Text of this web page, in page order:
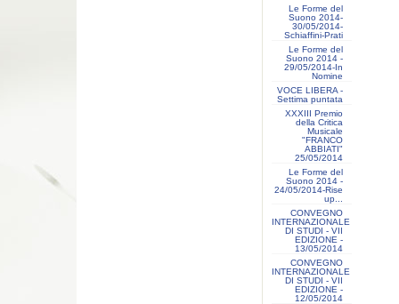
Le Forme del
Suono 2014-
30/05/2014-
Schiaffini-Prati
Le Forme del
Suono 2014 -
29/05/2014-In
Nomine
VOCE LIBERA -
Settima puntata
XXXIII Premio
della Critica
Musicale
"FRANCO
ABBIATI"
25/05/2014
Le Forme del
Suono 2014 -
24/05/2014-Rise
up...
CONVEGNO
INTERNAZIONALE
DI STUDI - VII
EDIZIONE -
13/05/2014
CONVEGNO
INTERNAZIONALE
DI STUDI - VII
EDIZIONE -
12/05/2014